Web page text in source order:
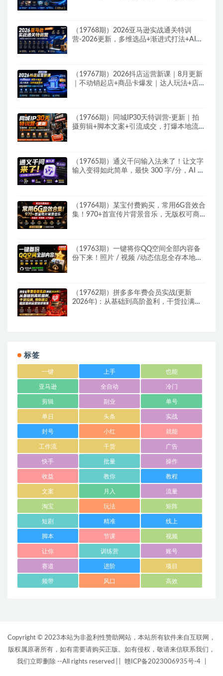
（19768期）2026亚马逊实战通关特训
营-2026更新，多维选品+渐进式打法+AI应
（19767期）2026抖店运营新课｜8月更新
｜不动销起店+商品卡爆发｜达人玩法+店群
（19766期）同城IP30天特训营-更新｜拍
摄剪辑+脚本文案+引流成交，打爆本地流量
（19765期）通义千问输入法来了！让文字
输入变得如此简单，最快 300 字/分，AI 自
（19764期）某宝付费购买，常用6G音效合
集！970+首宣传片背景音乐，无版权可商
（19763期）一键将你QQ空间全部内容备
份下来！照片 / 视频 /动态信息全存本地，
（19762期）拼多多年费会员实战(更新
2026年)：从基础到高阶盈利，干货拉满，
标签
一键 上手 也能
亚马逊 全自动 冷门
剪辑 副业 单号
单日 头条 实战
封号 小红 就能
工作流 干货 广告
快手 批量 操作
收益 教你 教程
文案 月入 流量
淘宝 玩法 矩阵
短剧 精准 线上
脚本 节课 视频
让你 训练营 账号
赛道 进阶 项目
频带 风口 高效
Copyright © 2023本站为非盈利性赞助网站，本站所有软件来自互联网，
版权属原著所有，如有需要请购买正版。如有侵权，敬请来信联系我们，
我们立即删除 --All rights reserved |
赣ICP备2023006935号-4